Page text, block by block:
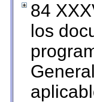
84
los